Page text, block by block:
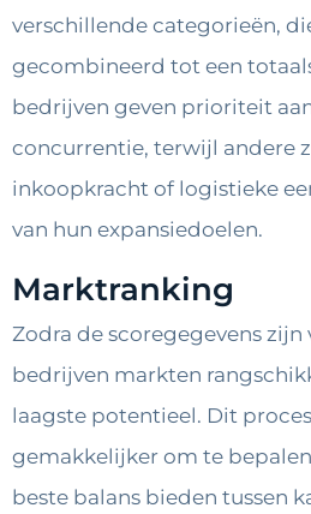
verschillende categorieën,
gecombineerd tot een
bedrijven geven prioriteit
concurrentie, terwijl andere
inkoopkracht of logistieke
van hun expansiedoelen.
Marktranking
Zodra de scoregegevens
bedrijven markten
laagste potentieel. Dit
gemakkelijker om te
beste balans bieden tussen